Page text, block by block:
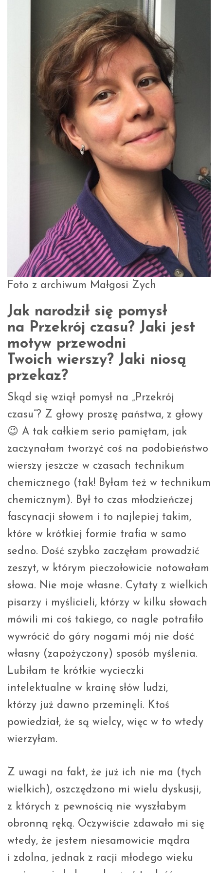
Foto z archiwum Małgosi Zych
Jak narodził się pomysł
na Przekrój czasu? Jaki jest
motyw przewodni
Twoich wierszy? Jaki niosą
przekaz?
Skąd się wziął pomysł na „Przekrój
czasu”? Z głowy proszę państwa, z głowy
😉 A tak całkiem serio pamiętam, jak
zaczynałam tworzyć coś na podobieństwo
wierszy jeszcze w czasach technikum
chemicznego (tak! Byłam też w technikum
chemicznym). Był to czas młodzieńczej
fascynacji słowem i to najlepiej takim,
które w krótkiej formie trafia w samo
sedno. Dość szybko zaczęłam prowadzić
zeszyt, w którym pieczołowicie notowałam
słowa. Nie moje własne. Cytaty z wielkich
pisarzy i myślicieli, którzy w kilku słowach
mówili mi coś takiego, co nagle potrafiło
wywrócić do góry nogami mój nie dość
własny (zapożyczony) sposób myślenia.
Lubiłam te krótkie wycieczki
intelektualne w krainę słów ludzi,
którzy już dawno przeminęli. Ktoś
powiedział, że są wielcy, więc w to wtedy
wierzyłam.
Z uwagi na fakt, że już ich nie ma (tych
wielkich), oszczędzono mi wielu dyskusji,
z których z pewnością nie wyszłabym
obronną ręką. Oczywiście zdawało mi się
wtedy, że jestem niesamowicie mądra
i zdolna, jednak z racji młodego wieku